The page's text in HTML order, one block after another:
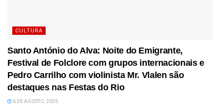
CULTURA
Santo António do Alva: Noite do Emigrante,
Festival de Folclore com grupos internacionais e
Pedro Carrilho com violinista Mr. Vlalen são
destaques nas Festas do Rio
6 DE AGOSTO, 2026